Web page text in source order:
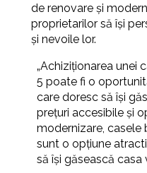
de renovare și
proprietarilor să își
și nevoile lor.
„Achiziționarea unei
5 poate fi o
care doresc să își
prețuri accesibile și
modernizare, casele
sunt o opțiune
să își găsească casa